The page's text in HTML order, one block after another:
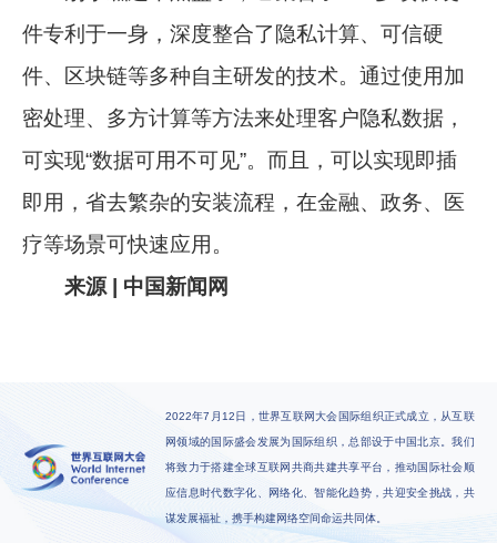
件专利于一身，深度整合了隐私计算、可信硬
件、区块链等多种自主研发的技术。通过使用加
密处理、多方计算等方法来处理客户隐私数据，
可实现“数据可用不可见”。而且，可以实现即插
即用，省去繁杂的安装流程，在金融、政务、医
疗等场景可快速应用。
来源 | 中国新闻网
2022年7月12日，世界互联网大会国际组织正式成立，从互联
网领域的国际盛会发展为国际组织，总部设于中国北京。我们
将致力于搭建全球互联网共商共建共享平台，推动国际社会顺
应信息时代数字化、网络化、智能化趋势，共迎安全挑战，共
谋发展福祉，携手构建网络空间命运共同体。